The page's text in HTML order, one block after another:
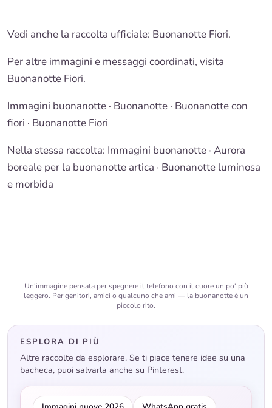
Vedi anche la raccolta ufficiale: Buonanotte Fiori.
Per altre immagini e messaggi coordinati, visita
Buonanotte Fiori.
Immagini buonanotte · Buonanotte · Buonanotte con
fiori · Buonanotte Fiori
Nella stessa raccolta: Immagini buonanotte · Aurora
boreale per la buonanotte artica · Buonanotte luminosa
e morbida
Un'immagine pensata per spegnere il telefono con il cuore un po' più
leggero. Per genitori, amici o qualcuno che ami — la buonanotte è un
piccolo rito.
ESPLORA DI PIÙ
Altre raccolte da esplorare. Se ti piace tenere idee su una
bacheca, puoi salvarla anche su Pinterest.